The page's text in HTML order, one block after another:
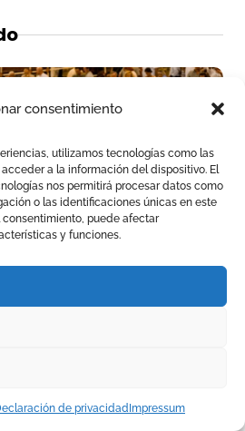
consentimiento
utilizamos tecnologías como las
a la información del dispositivo. El
nos permitirá procesar datos como
o las identificaciones únicas en este
consentimiento, puede afectar
y funciones.
de privacidad Impressum
sale a
Jiménez
mayor